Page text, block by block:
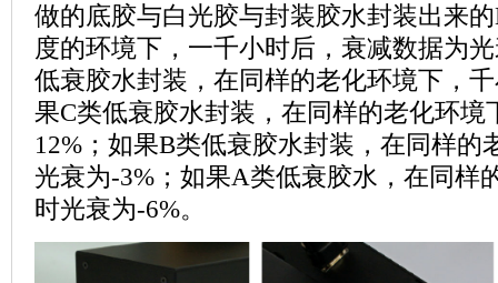
做的底胶与白光胶与封装胶水封装出来的
度的环境下，一千小时后，衰减数据为
低衰胶水封装，在同样的老化环境下，
果C类低衰胶水封装，在同样的老化环境
12% ；如果B类低衰胶水封装，在同样的
光衰为-3% ；如果A类低衰胶水，在同样
时光衰为-6%。